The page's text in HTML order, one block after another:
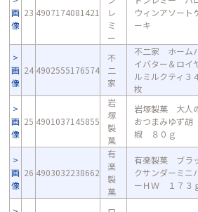
画
像
23 4907174081421
レ
ミ
ー
ウィンアソート
ーキ
画
像
24 4902555176574
不
二
家
不二家 ホーム
イバター＆ロイ
ルミルクティ３
枚
画
像
25 4901037145855
岩
塚
製
菓
岩塚製菓 大人
おつまみゆず胡
椒 ８０ｇ
画
像
26 4903032238662
有
楽
製
菓
有楽製菓 ブラ
クサンダーミニ
ーＨＷ １７３